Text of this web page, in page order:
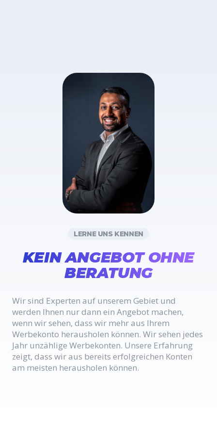
LERNE UNS KENNEN
KEIN ANGEBOT OHNE
BERATUNG
Wir sind Experten auf unserem Gebiet und
werden Ihnen nur dann ein Angebot machen,
wenn wir sehen, dass wir mehr aus Ihrem
Werbekonto herausholen können. Wir sehen jedes
Jahr unzählige Werbekonten. Unsere Erfahrung
zeigt, dass wir aus bereits erfolgreichen Konten
am meisten herausholen können.